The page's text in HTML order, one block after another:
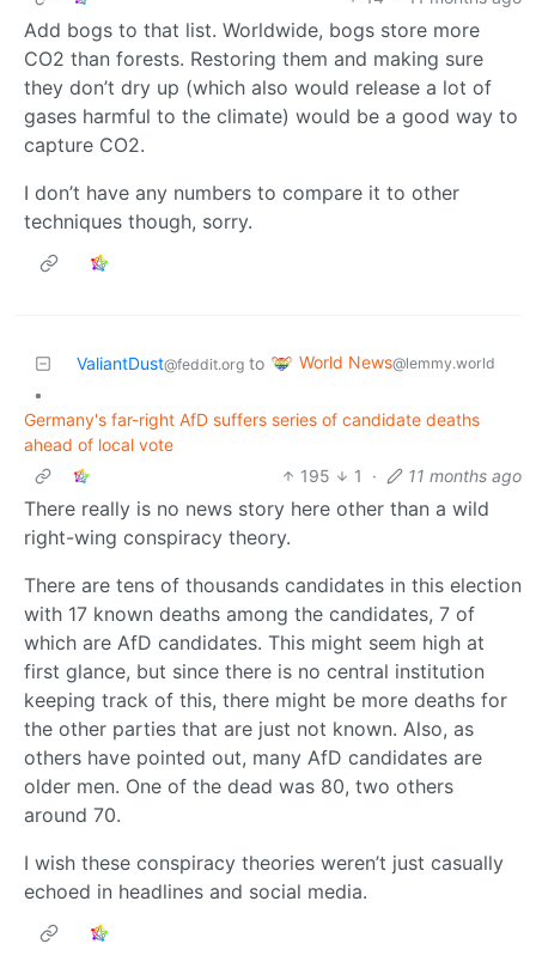
Add bogs to that list. Worldwide, bogs store more
CO2 than forests. Restoring them and making sure
they don’t dry up (which also would release a lot of
gases harmful to the climate) would be a good way to
capture CO2.
I don’t have any numbers to compare it to other
techniques though, sorry.
ValiantDust@feddit.org to World News@lemmy.world
•
Germany's far-right AfD suffers series of candidate deaths
ahead of local vote
195
1 · 11 months ago
There really is no news story here other than a wild
right-wing conspiracy theory.
There are tens of thousands candidates in this election
with 17 known deaths among the candidates, 7 of
which are AfD candidates. This might seem high at
first glance, but since there is no central institution
keeping track of this, there might be more deaths for
the other parties that are just not known. Also, as
others have pointed out, many AfD candidates are
older men. One of the dead was 80, two others
around 70.
I wish these conspiracy theories weren’t just casually
echoed in headlines and social media.